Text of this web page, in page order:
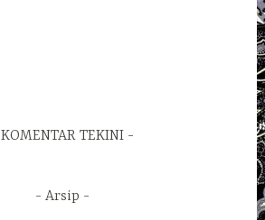
KOMENTAR TEKINI
Arsip